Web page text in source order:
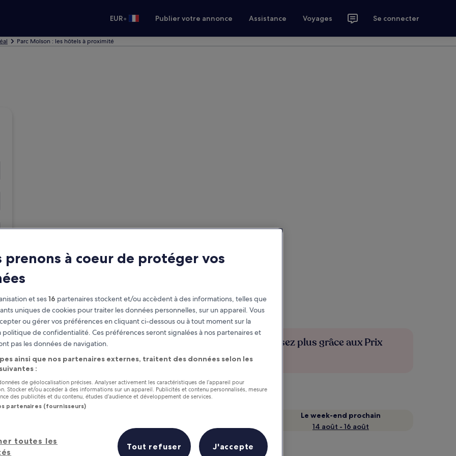
EUR• Publier votre annonce Assistance Voyages Se connecter
Parc Molson : les hôtels à proximité
Gagnez des récompenses pour
chaque nuit séjournée
Économisez plus grâce aux Prix
membres
7 août - 9 août
Le week-end prochain
14 août - 16 août
hôtels en un coup d’œil
prenons à coeur de protéger vos
et ses16 partenaires stockent et/ou accèdent à des informations, telles que
uniques de cookies pour traiter les données personnelles, sur un appareil. Vous
ou gérer vos préférences en cliquant ci-dessous ou à tout moment sur la
politique de confidentialité. Ces préférences seront signalées à nos partenaires et
pas les données de navigation.
ainsi que nos partenaires externes, traitent des données selon les
:
de géolocalisation précises. Analyser activement les caractéristiques de l’appareil pour
Stocker et/ou accéder à des informations sur un appareil. Publicités et contenu personnalisés, mesure
des publicités et du contenu, études d’audience et développement de services.
partenaires (fournisseurs)
toutes les
Tout refuser J'accepte